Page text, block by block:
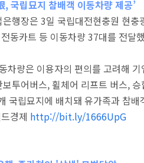
국립묘지 참배객 이동차량 제공’
행장은 3일 국립대전현충원 현
동카트 등 이동차량 37대를 전달
차량은 이용자의 편의를 고려해
투어버스, 휠체어 리프트 버스,
국립묘지에 배치돼 유가족과 참
경제 http://bit.ly/1666UpG